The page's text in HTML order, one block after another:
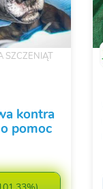
SZCZENIĄT
kontra
pomoc